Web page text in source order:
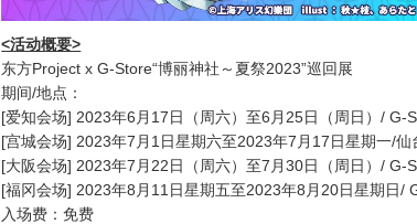
<活动概要>
东方Project x G-Store“博丽神社～夏祭2023”巡回展
期间/地点：
[爱知会场] 2023年6月17日（周六）至6月25日（周日）/ G-
[宫城会场] 2023年7月1日星期六至2023年7月17日星期一/
[大阪会场] 2023年7月22日（周六）至7月30日（周日）/ G-
[福冈会场] 2023年8月11日星期五至2023年8月20日星期日/
入场费：免费